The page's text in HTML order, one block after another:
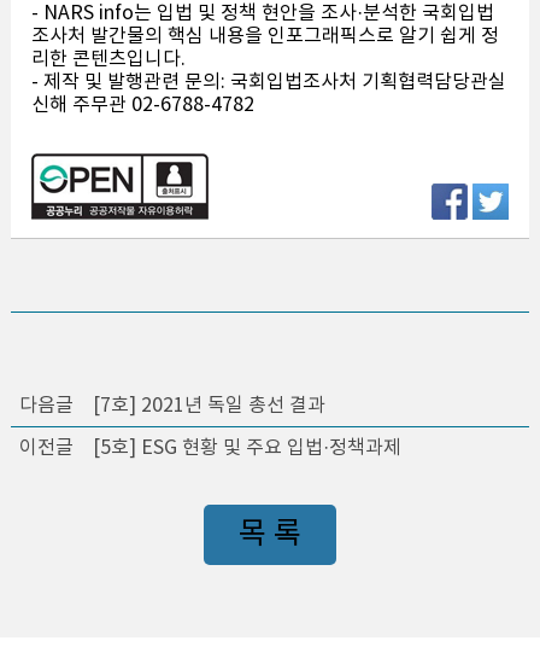
- NARS info는 입법 및 정책 현안을 조사·분석한 국회입법
조사처 발간물의 핵심 내용을 인포그래픽스로 알기 쉽게 정
리한 콘텐츠입니다.
- 제작 및 발행관련 문의: 국회입법조사처 기획협력담당관실
신해 주무관 02-6788-4782
다음글
[7호] 2021년 독일 총선 결과
이전글
[5호] ESG 현황 및 주요 입법·정책과제
목 록